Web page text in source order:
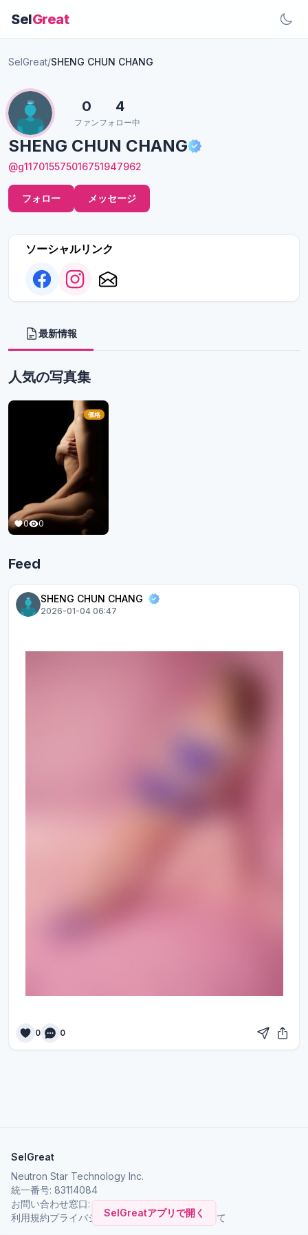
SelGreat
SelGreatアプリで開く
SelGreat/SHENG CHUN CHANG
SHENG CHUN CHANG
@g117015575016751947962
0
ファン
4
フォロー中
フォロー メッセージ
ソーシャルリンク
最新情報
人気の写真集
0 0
価格
Feed
SHENG CHUN CHANG
2026-01-04 06:47
0 0
SelGreat
Neutron Star Technology Inc.
統一番号: 83114084
お問い合わせ窓口:neutronstar.ai@gmail.com
利用規約プライバシーポリシーSelGreat について